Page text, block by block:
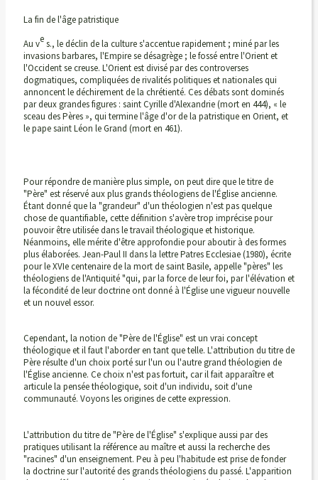
La fin de l'âge patristique
Au ves., le déclin de la culture s'accentue rapidement ; miné par les
invasions barbares, l'Empire se désagrège ; le fossé entre l'Orient et
l'Occident se creuse. L'Orient est divisé par des controverses
dogmatiques, compliquées de rivalités politiques et nationales qui
annoncent le déchirement de la chrétienté. Ces débats sont dominés
par deux grandes figures : saint Cyrille d'Alexandrie (mort en 444), « le
sceau des Pères », qui termine l'âge d'or de la patristique en Orient, et
le pape saint Léon le Grand (mort en 461).
Pour répondre de manière plus simple, on peut dire que le titre de
"Père" est réservé aux plus grands théologiens de l'Église ancienne.
Étant donné que la "grandeur" d'un théologien n'est pas quelque
chose de quantifiable, cette définition s'avère trop imprécise pour
pouvoir être utilisée dans le travail théologique et historique.
Néanmoins, elle mérite d'être approfondie pour aboutir à des formes
plus élaborées. Jean-Paul II dans la lettre Patres Ecclesiae (1980), écrite
pour le XVIe centenaire de la mort de saint Basile, appelle "pères" les
théologiens de l'Antiquité "qui, par la force de leur foi, par l'élévation et
la fécondité de leur doctrine ont donné à l'Église une vigueur nouvelle
et un nouvel essor.
Cependant, la notion de "Père de l'Église" est un vrai concept
théologique et il faut l'aborder en tant que telle. L'attribution du titre de
Père résulte d'un choix porté sur l'un ou l'autre grand théologien de
l'Église ancienne. Ce choix n'est pas fortuit, car il fait apparaître et
articule la pensée théologique, soit d'un individu, soit d'une
communauté. Voyons les origines de cette expression.
L'attribution du titre de "Père de l'Église" s'explique aussi par des
pratiques utilisant la référence au maître et aussi la recherche des
"racines" d'un enseignement. Peu à peu l'habitude est prise de fonder
la doctrine sur l'autorité des grands théologiens du passé. L'apparition